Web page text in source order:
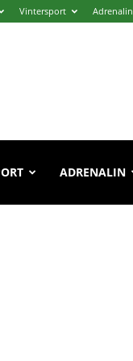
Vintersport Adrenalin
ADRENALIN